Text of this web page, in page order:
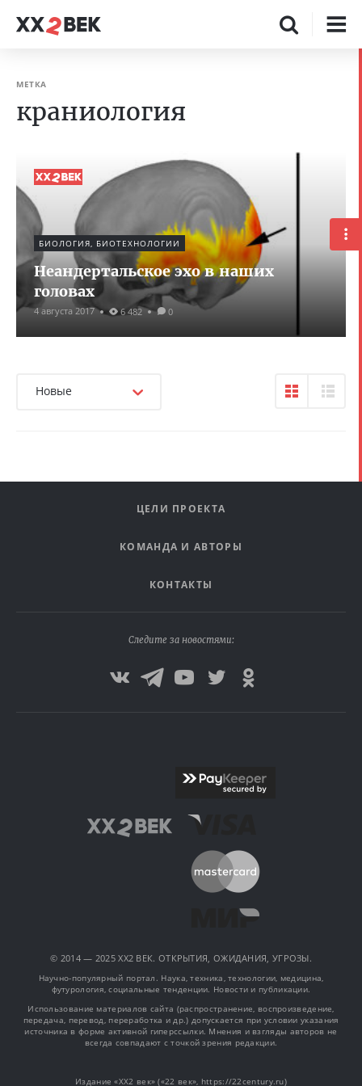
МЕТКА
краниология
БИОЛОГИЯ, БИОТЕХНОЛОГИИ
Неандертальское эхо в наших
головах
4 августа 2017 6 482 0
Новые
ЦЕЛИ ПРОЕКТА
КОМАНДА И АВТОРЫ
КОНТАКТЫ
Следите за новостями:
© 2014 — 2025 XX2 ВЕК. ОТКРЫТИЯ, ОЖИДАНИЯ, УГРОЗЫ.
Научно-популярный портал. Наука, техника, технологии, медицина,
футурология, социальные тенденции. Новости и публикации.
Использование материалов сайта (распространение, воспроизведение,
передача, перевод, переработка и др.) допускается при условии указания
источника в форме активной гиперссылки. Мнения и взгляды авторов не
всегда совпадают с точкой зрения редакции.
Издание «XX2 век» («22 век», https://22century.ru)